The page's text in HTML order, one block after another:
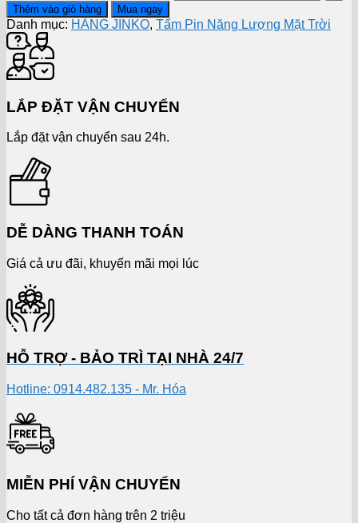
Thêm vào giỏ hàng Mua ngay
Danh mục: HÃNG JINKO, Tấm Pin Năng Lượng Mặt Trời
LẮP ĐẶT VẬN CHUYỂN
Lắp đặt vận chuyển sau 24h.
DỄ DÀNG THANH TOÁN
Giá cả ưu đãi, khuyến mãi mọi lúc
HỖ TRỢ - BẢO TRÌ TẠI NHÀ 24/7
Hotline: 0914.482.135 - Mr. Hóa
MIỄN PHÍ VẬN CHUYỂN
Cho tất cả đơn hàng trên 2 triệu